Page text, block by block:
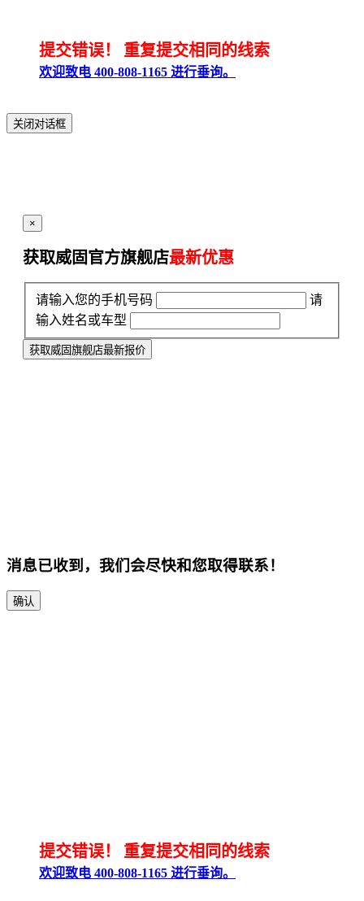
提交错误！ 重复提交相同的线索
欢迎致电 400-808-1165 进行垂询。
关闭对话框
×
获取威固官方旗舰店最新优惠
请输入您的手机号码
请
输入姓名或车型
获取威固旗舰店最新报价
消息已收到，我们会尽快和您取得联系！
确认
提交错误！ 重复提交相同的线索
欢迎致电 400-808-1165 进行垂询。